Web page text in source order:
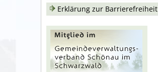
Erklärung zur Barrierefreiheit